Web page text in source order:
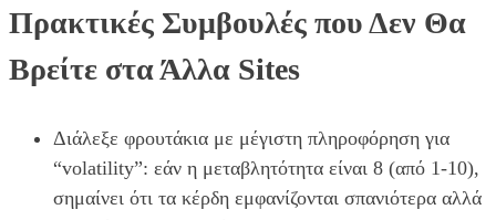
Πρακτικές Συμβουλές που Δεν Θα
Βρείτε στα Άλλα Sites
Διάλεξε φρουτάκια με μέγιστη πληροφόρηση για
“volatility”: εάν η μεταβλητότητα είναι 8 (από 1‑10),
σημαίνει ότι τα κέρδη εμφανίζονται σπανιότερα αλλά